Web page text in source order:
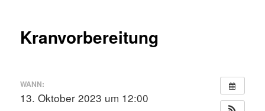
Kranvorbereitung
WANN:
13. Oktober 2023 um 12:00